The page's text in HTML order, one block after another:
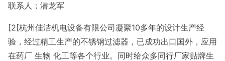
联系人；潜龙军
[2[杭州佳洁机电设备有限公司凝聚10多年的设计生产经
验，经过精工生产的不锈钢过滤器，已成功出口国外，应用
在药厂 生物 化工等各个行业。同时给众多同行厂家贴牌生